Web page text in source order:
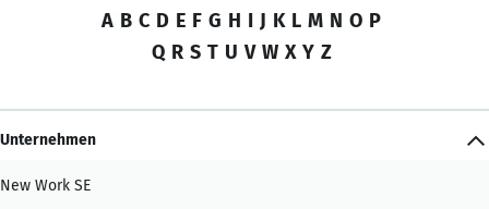
A B C D E F G H I J K L M N O P
Q R S T U V W X Y Z
Unternehmen
New Work SE